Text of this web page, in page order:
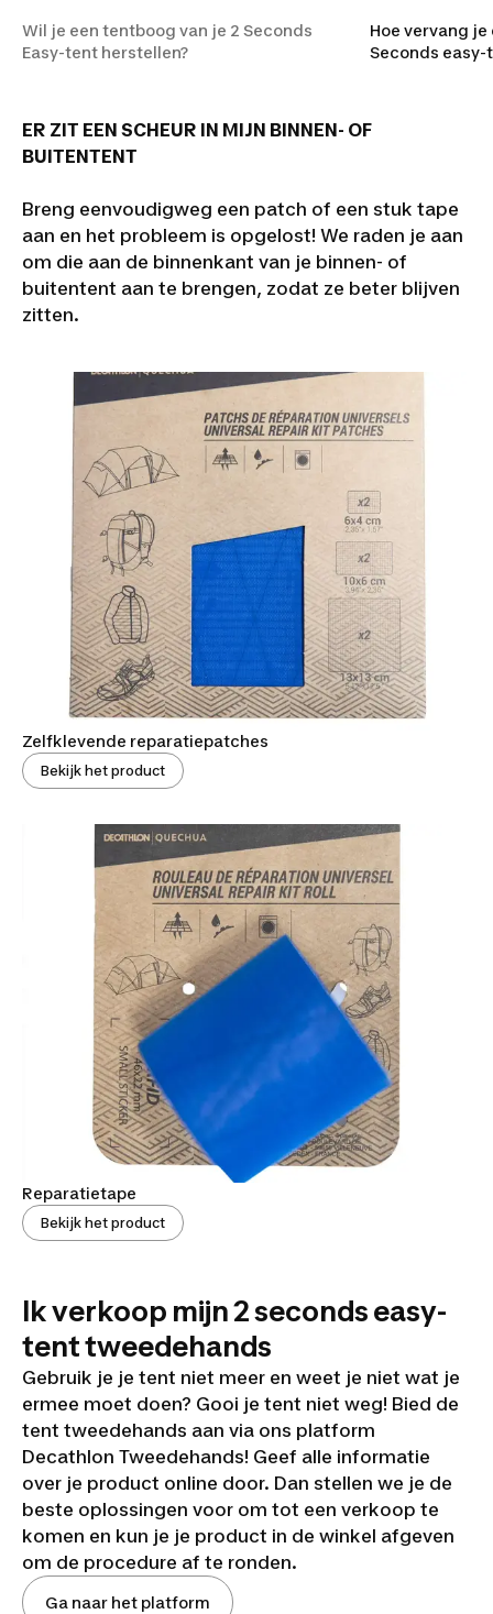
Wil je een tentboog van je 2 Seconds
Easy-tent herstellen?
Hoe vervang
Seconds easy-
ER ZIT EEN SCHEUR IN MIJN BINNEN- OF
BUITENTENT
Breng eenvoudigweg een patch of een stuk tape
aan en het probleem is opgelost! We raden je aan
om die aan de binnenkant van je binnen- of
buitentent aan te brengen, zodat ze beter blijven
zitten.
Zelfklevende reparatiepatches
Bekijk het product
Reparatietape
Bekijk het product
Ik verkoop mijn 2 seconds easy-
tent tweedehands
Gebruik je je tent niet meer en weet je niet wat je
ermee moet doen? Gooi je tent niet weg! Bied de
tent tweedehands aan via ons platform
Decathlon Tweedehands! Geef alle informatie
over je product online door. Dan stellen we je de
beste oplossingen voor om tot een verkoop te
komen en kun je je product in de winkel afgeven
om de procedure af te ronden.
Ga naar het platform